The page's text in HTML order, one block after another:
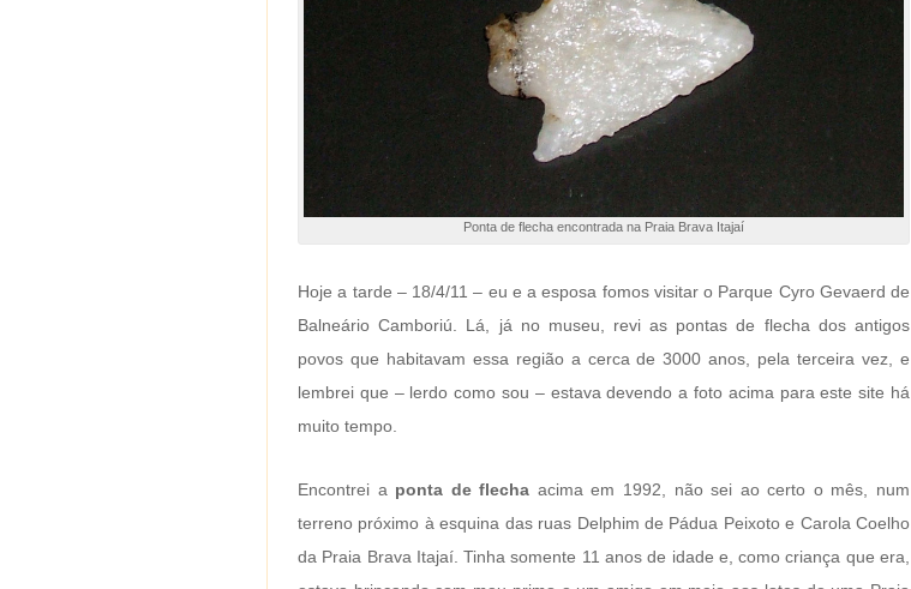
Ponta de flecha encontrada na Praia Brava Itajaí
Hoje a tarde – 18/4/11 – eu e a esposa fomos visitar o Parque Cyro Gevaerd de
Balneário Camboriú. Lá, já no museu, revi as pontas de flecha dos antigos
povos que habitavam essa região a cerca de 3000 anos, pela terceira vez, e
lembrei que – lerdo como sou – estava devendo a foto acima para este site há
muito tempo.
Encontrei a ponta de flecha acima em 1992, não sei ao certo o mês, num
terreno próximo à esquina das ruas Delphim de Pádua Peixoto e Carola Coelho
da Praia Brava Itajaí. Tinha somente 11 anos de idade e, como criança que era,